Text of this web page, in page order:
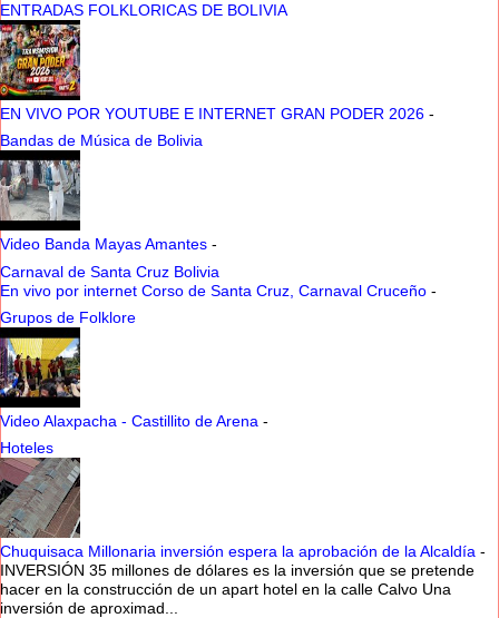
ENTRADAS FOLKLORICAS DE BOLIVIA
EN VIVO POR YOUTUBE E INTERNET GRAN PODER 2026 -
Bandas de Música de Bolivia
Video Banda Mayas Amantes -
Carnaval de Santa Cruz Bolivia
En vivo por internet Corso de Santa Cruz, Carnaval Cruceño -
Grupos de Folklore
Video Alaxpacha - Castillito de Arena -
Hoteles
Chuquisaca Millonaria inversión espera la aprobación de la Alcaldía -
INVERSIÓN 35 millones de dólares es la inversión que se pretende
hacer en la construcción de un apart hotel en la calle Calvo Una
inversión de aproximad...